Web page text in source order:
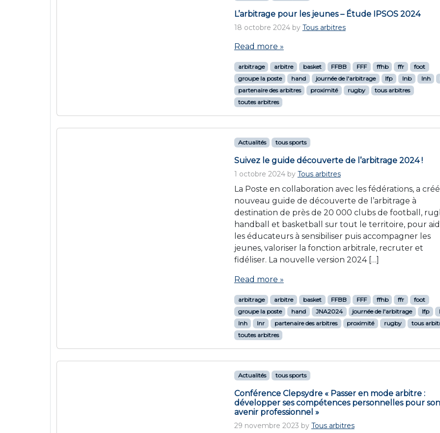
L’arbitrage pour les jeunes – Étude IPSOS 2024
18 octobre 2024by Tous arbitres
Read more »
arbitrage arbitre basket FFBB FFF ffhb ffr
foot
groupe la poste
hand journée de l'arbitrage lfp lnb lnh
partenaire des arbitres
proximité rugby
tous arbitres
toutes arbitres
Actualités tous sports
Suivez le guide découverte de l’arbitrage 2024 !
1 octobre 2024by Tous arbitres
La Poste en collaboration avec les fédérations, a
nouveau guide de découverte de l’arbitrage à
destination de près de 20 000 clubs de football,
handball et basketball sur tout le territoire, pour
les éducateurs à sensibiliser puis accompagner les
jeunes, valoriser la fonction arbitrale, recruter et
fidéliser. La nouvelle version 2024 […]
Read more »
arbitrage arbitre basket FFBB FFF ffhb ffr
foot
groupe la poste
hand JNA2024 journée de l'arbitrage lfp
lnh
lnr partenaire des arbitres proximité rugby
tous
toutes arbitres
Actualités tous sports
Conférence Clepsydre « Passer en mode arbitre :
développer ses compétences personnelles pour son
avenir professionnel »
29 novembre 2023 by Tous arbitres